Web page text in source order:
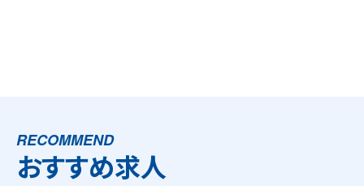
RECOMMEND
おすすめ求人